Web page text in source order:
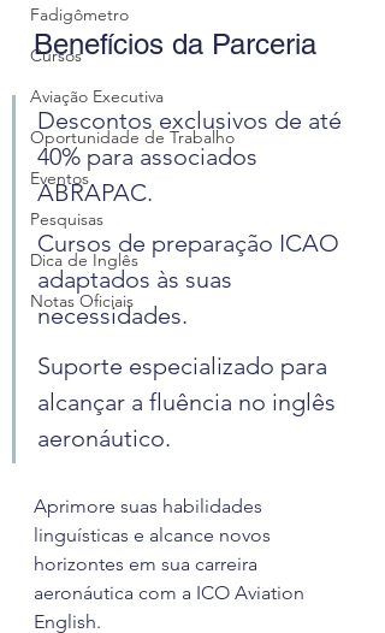
Fadigômetro
Cursos
Aviação Executiva
Oportunidade de Trabalho
Eventos
Pesquisas
Dica de Inglês
Notas Oficiais
Benefícios da Parceria
Descontos exclusivos de até
40% para associados
ABRAPAC.
Cursos de preparação ICAO
adaptados às suas
necessidades.
Suporte especializado para
alcançar a fluência no inglês
aeronáutico.
Aprimore suas habilidades
linguísticas e alcance novos
horizontes em sua carreira
aeronáutica com a ICO Aviation
English.